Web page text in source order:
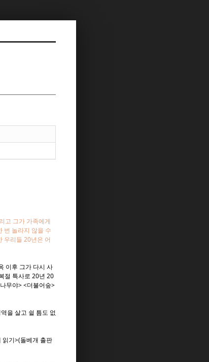
고 그가 가족에게
번 놀라지 않을 수
우리들 20년은 어
이후 그가 다시 사
절 특사로 20년 20
무야> <더불어숲>
을 살고 쉴 틈도 없
읽기>(돌베개 출판